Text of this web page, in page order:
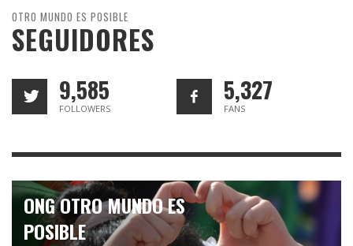
OTRO MUNDO ES POSIBLE
SEGUIDORES
9,585
FOLLOWERS
5,327
FANS
ONG OTRO MUNDO ES
POSIBLE